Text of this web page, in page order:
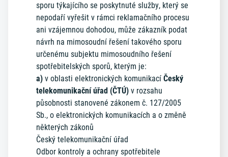
sporu týkajícího se poskytnuté služby, který se
nepodaří vyřešit v rámci reklamačního procesu
ani vzájemnou dohodou, může zákazník podat
návrh na mimosoudní řešení takového sporu
určenému subjektu mimosoudního řešení
spotřebitelských sporů, kterým je:
a) v oblasti elektronických komunikací Český
telekomunikační úřad (ČTÚ) v rozsahu
působnosti stanovené zákonem č. 127/2005
Sb., o elektronických komunikacích a o změně
některých zákonů
Český telekomunikační úřad
Odbor kontroly a ochrany spotřebitele